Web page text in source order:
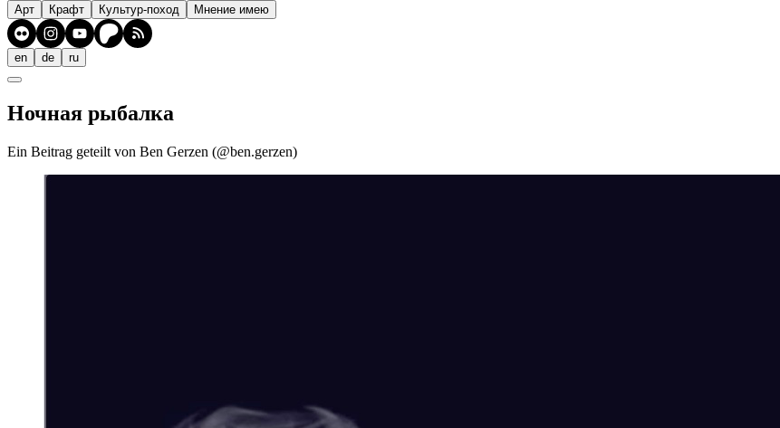
Арт Крафт Культур-поход Мнение имею
en de ru
Ночная рыбалка
Ein Beitrag geteilt von Ben Gerzen (@ben.gerzen)